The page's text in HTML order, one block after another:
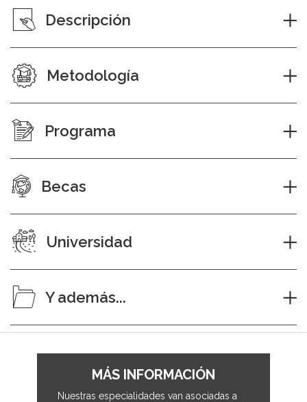
Descripción
Metodología
Programa
Becas
Universidad
Y además...
MÁS INFORMACIÓN
Nuestras especialidades van asociadas a